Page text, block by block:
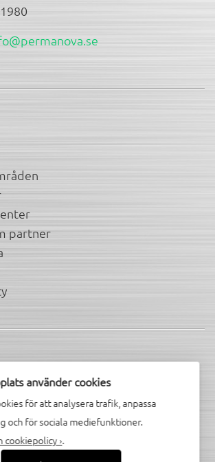
partner
oss i sociala kanaler
använder cookies
för att analysera trafik, anpassa
och för sociala mediefunktioner.
cookiepolicy ›.